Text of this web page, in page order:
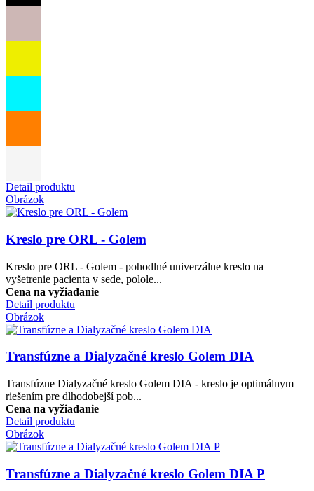
Detail produktu
Obrázok
Kreslo pre ORL - Golem
Kreslo pre ORL - Golem - pohodlné univerzálne kreslo na
vyšetrenie pacienta v sede, polole...
Cena na vyžiadanie
Detail produktu
Obrázok
Transfúzne a Dialyzačné kreslo Golem DIA
Transfúzne Dialyzačné kreslo Golem DIA - kreslo je optimálnym
riešením pre dlhodobejší pob...
Cena na vyžiadanie
Detail produktu
Obrázok
Transfúzne a Dialyzačné kreslo Golem DIA P